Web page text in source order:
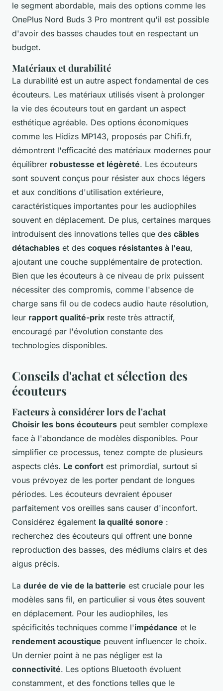
le segment abordable, mais des options comme les
OnePlus Nord Buds 3 Pro montrent qu'il est possible
d'avoir des basses chaudes tout en respectant un
budget.
Matériaux et durabilité
La durabilité est un autre aspect fondamental de ces
écouteurs. Les matériaux utilisés visent à prolonger
la vie des écouteurs tout en gardant un aspect
esthétique agréable. Des options économiques
comme les Hidizs MP143, proposés par Chifi.fr,
démontrent l'efficacité des matériaux modernes pour
équilibrer robustesse et légèreté. Les écouteurs
sont souvent conçus pour résister aux chocs légers
et aux conditions d'utilisation extérieure,
caractéristiques importantes pour les audiophiles
souvent en déplacement. De plus, certaines marques
introduisent des innovations telles que des câbles
détachables et des coques résistantes à l'eau,
ajoutant une couche supplémentaire de protection.
Bien que les écouteurs à ce niveau de prix puissent
nécessiter des compromis, comme l'absence de
charge sans fil ou de codecs audio haute résolution,
leur rapport qualité-prix reste très attractif,
encouragé par l'évolution constante des
technologies disponibles.
Conseils d'achat et sélection des
écouteurs
Facteurs à considérer lors de l'achat
Choisir les bons écouteurs peut sembler complexe
face à l'abondance de modèles disponibles. Pour
simplifier ce processus, tenez compte de plusieurs
aspects clés. Le confort est primordial, surtout si
vous prévoyez de les porter pendant de longues
périodes. Les écouteurs devraient épouser
parfaitement vos oreilles sans causer d'inconfort.
Considérez également la qualité sonore :
recherchez des écouteurs qui offrent une bonne
reproduction des basses, des médiums clairs et des
aigus précis.
La durée de vie de la batterie est cruciale pour les
modèles sans fil, en particulier si vous êtes souvent
en déplacement. Pour les audiophiles, les
spécificités techniques comme l'impédance et le
rendement acoustique peuvent influencer le choix.
Un dernier point à ne pas négliger est la
connectivité. Les options Bluetooth évoluent
constamment, et des fonctions telles que le